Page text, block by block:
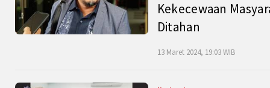
Kekecewaan
Ditahan
13 Maret 2024, 19:03 WIB